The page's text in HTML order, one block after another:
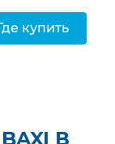
купить
В